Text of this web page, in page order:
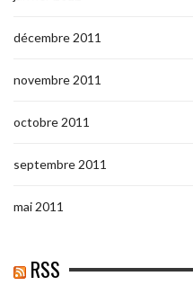
décembre 2011
novembre 2011
octobre 2011
septembre 2011
mai 2011
RSS